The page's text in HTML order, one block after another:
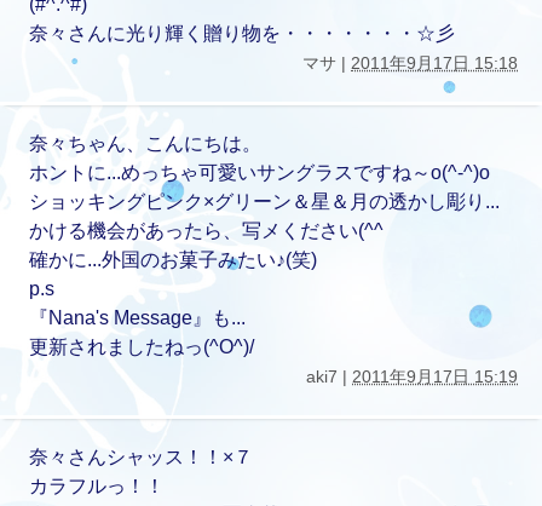
(#^.^#)
奈々さんに光り輝く贈り物を・・・・・・・☆彡
マサ | 2011年9月17日 15:18
奈々ちゃん、こんにちは。
ホントに...めっちゃ可愛いサングラスですね～o(^-^)o
ショッキングピンク×グリーン＆星＆月の透かし彫り...
かける機会があったら、写メください(^^ゞ
確かに...外国のお菓子みたい♪(笑)
p.s
『Nana's Message』も...
更新されましたねっ(^O^)/
aki7 | 2011年9月17日 15:19
奈々さんシャッス！！×７
カラフルっ！！